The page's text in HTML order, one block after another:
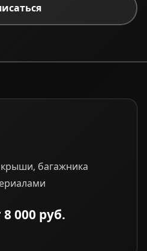
багажника
000 руб.